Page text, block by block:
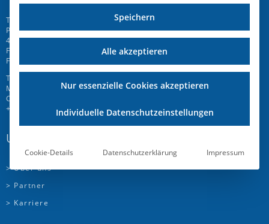
T.A.Project GmbH
Prinz-Friedrich-Str. 28 C
45257 Essen
Fon
-0
Fax +49 201 946 005 7-50
T.A.Project Swiss AG
Mattenweg 6
CH-5504 Othmarsingen
+41 58 510 72 00
UNTERNEHMEN
> Über uns
> Partner
> Karriere
Speichern
Alle akzeptieren
Nur essenzielle Cookies akzeptieren
Individuelle Datenschutzeinstellungen
Cookie-Details Datenschutzerklärung Impressum